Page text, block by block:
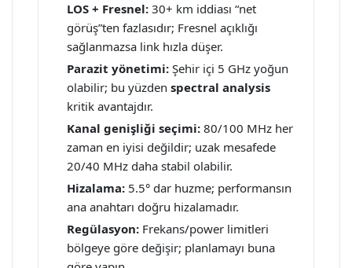
LOS + Fresnel: 30+ km iddiası “net
görüş”ten fazlasıdır; Fresnel açıklığı
sağlanmazsa link hızla düşer.
Parazit yönetimi: Şehir içi 5 GHz yoğun
olabilir; bu yüzden spectral analysis
kritik avantajdır.
Kanal genişliği seçimi: 80/100 MHz her
zaman en iyisi değildir; uzak mesafede
20/40 MHz daha stabil olabilir.
Hizalama: 5.5° dar huzme; performansın
ana anahtarı doğru hizalamadır.
Regülasyon: Frekans/power limitleri
bölgeye göre değişir; planlamayı buna